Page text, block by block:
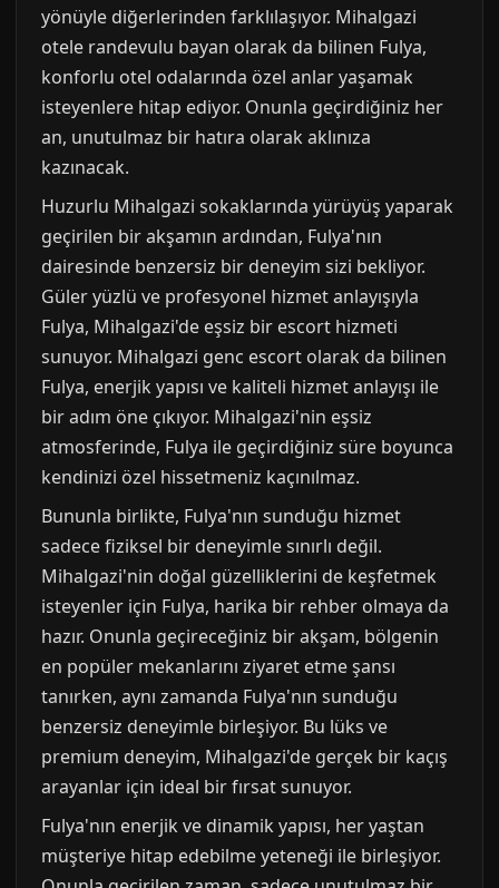
yönüyle diğerlerinden farklılaşıyor. Mihalgazi
otele randevulu bayan olarak da bilinen Fulya,
konforlu otel odalarında özel anlar yaşamak
isteyenlere hitap ediyor. Onunla geçirdiğiniz her
an, unutulmaz bir hatıra olarak aklınıza
kazınacak.
Huzurlu Mihalgazi sokaklarında yürüyüş yaparak
geçirilen bir akşamın ardından, Fulya'nın
dairesinde benzersiz bir deneyim sizi bekliyor.
Güler yüzlü ve profesyonel hizmet anlayışıyla
Fulya, Mihalgazi'de eşsiz bir escort hizmeti
sunuyor. Mihalgazi genc escort olarak da bilinen
Fulya, enerjik yapısı ve kaliteli hizmet anlayışı ile
bir adım öne çıkıyor. Mihalgazi'nin eşsiz
atmosferinde, Fulya ile geçirdiğiniz süre boyunca
kendinizi özel hissetmeniz kaçınılmaz.
Bununla birlikte, Fulya'nın sunduğu hizmet
sadece fiziksel bir deneyimle sınırlı değil.
Mihalgazi'nin doğal güzelliklerini de keşfetmek
isteyenler için Fulya, harika bir rehber olmaya da
hazır. Onunla geçireceğiniz bir akşam, bölgenin
en popüler mekanlarını ziyaret etme şansı
tanırken, aynı zamanda Fulya'nın sunduğu
benzersiz deneyimle birleşiyor. Bu lüks ve
premium deneyim, Mihalgazi'de gerçek bir kaçış
arayanlar için ideal bir fırsat sunuyor.
Fulya'nın enerjik ve dinamik yapısı, her yaştan
müşteriye hitap edebilme yeteneği ile birleşiyor.